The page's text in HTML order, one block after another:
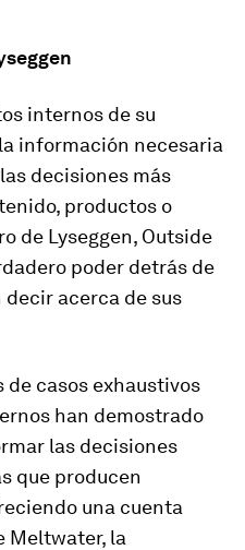
internos de su
información necesaria
decisiones más
productos o
de Lyseggen, Outside
poder detrás de
decir acerca de sus
de casos exhaustivos
han demostrado
las decisiones
que producen
una cuenta
Meltwater, la